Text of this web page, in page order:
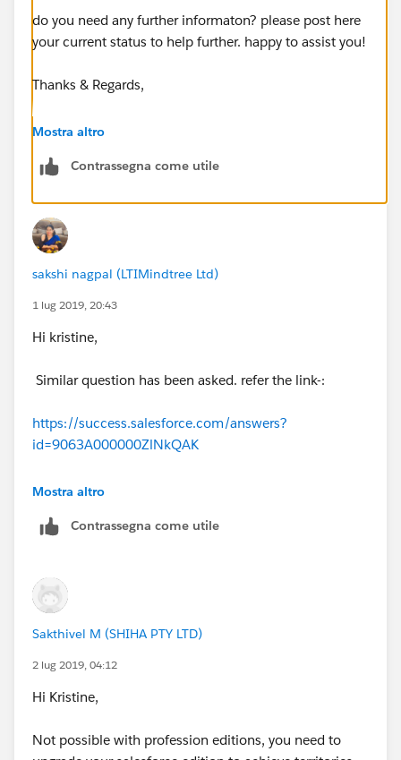
do you need any further informaton? please post here
your current status to help further. happy to assist you!
Thanks & Regards,
Sakthivel Madesh
Mostra altro
Contrassegna come utile
sakshi nagpal (LTIMindtree Ltd)
1 lug 2019, 20:43
Hi kristine,
Similar question has been asked. refer the link-:
https://success.salesforce.com/answers?
id=9063A000000ZlNkQAK
please mark it as best answer if it is helpful!
Mostra altro
Contrassegna come utile
Sakthivel M (SHIHA PTY LTD)
2 lug 2019, 04:12
Hi Kristine,
Not possible with profession editions, you need to